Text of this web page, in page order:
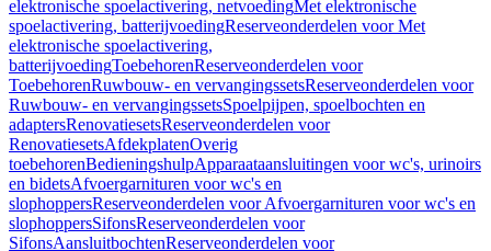
elektronische spoelactivering, netvoedingMet elektronische
spoelactivering, batterijvoedingReserveonderdelen voor Met
elektronische spoelactivering,
batterijvoedingToebehorenReserveonderdelen voor
ToebehorenRuwbouw- en vervangingssetsReserveonderdelen voor
Ruwbouw- en vervangingssetsSpoelpijpen, spoelbochten en
adaptersRenovatiesetsReserveonderdelen voor
RenovatiesetsAfdekplatenOverig
toebehorenBedieningshulpApparaataansluitingen voor wc's, urinoirs
en bidetsAfvoergarnituren voor wc's en
slophoppersReserveonderdelen voor Afvoergarnituren voor wc's en
slophoppersSifonsReserveonderdelen voor
SifonsAansluitbochtenReserveonderdelen voor